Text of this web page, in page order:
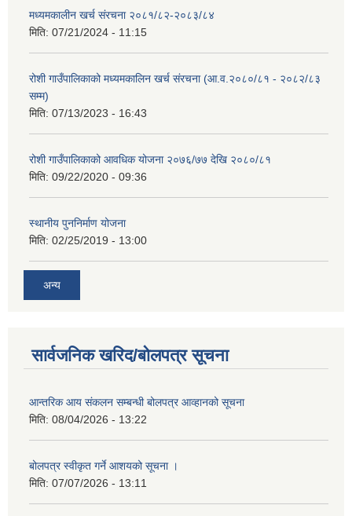
मध्यमकालीन खर्च संरचना २०८१/८२-२०८३/८४
मिति: 07/21/2024 - 11:15
रोशी गाउँपालिकाको मध्यमकालिन खर्च संरचना (आ.व.२०८०/८१ - २०८२/८३
सम्म)
मिति: 07/13/2023 - 16:43
रोशी गाउँपालिकाको आवधिक योजना २०७६/७७ देखि २०८०/८१
मिति: 09/22/2020 - 09:36
स्थानीय पुननिर्माण योजना
मिति: 02/25/2019 - 13:00
अन्य
सार्वजनिक खरिद/बोलपत्र सूचना
आन्तरिक आय संकलन सम्बन्धी बोलपत्र आव्हानको सूचना
मिति: 08/04/2026 - 13:22
बोलपत्र स्वीकृत गर्ने आशयको सूचना ।
मिति: 07/07/2026 - 13:11